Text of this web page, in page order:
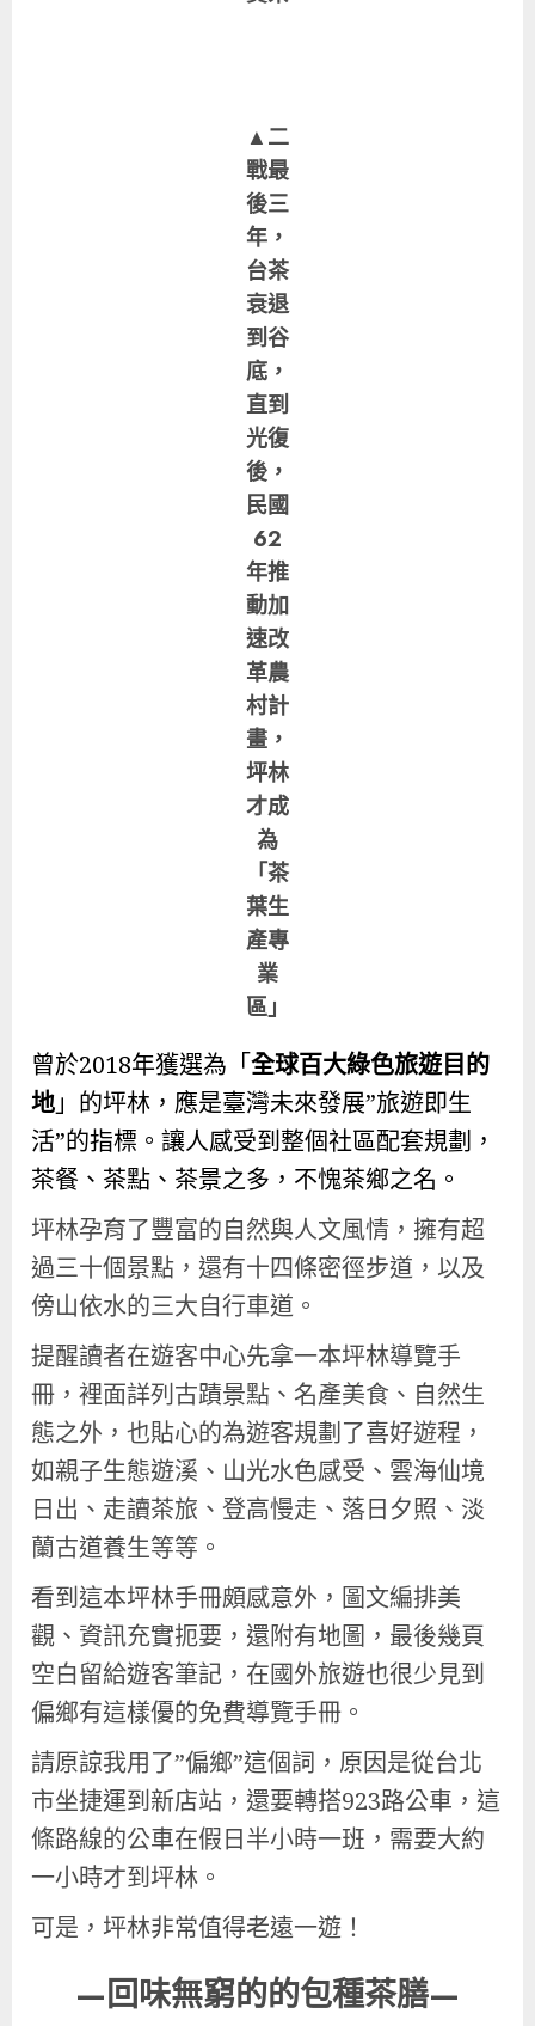
▲二
戰最
後三
年，
台茶
衰退
到谷
底，
直到
光復
後，
民國
62
年推
動加
速改
革農
村計
畫，
坪林
才成
為
「茶
葉生
產專
業
區」
曾於2018年獲選為「全球百大綠色旅遊目的
地」的坪林，應是臺灣未來發展”旅遊即生
活”的指標。讓人感受到整個社區配套規劃，
茶餐、茶點、茶景之多，不愧茶鄉之名。
坪林孕育了豐富的自然與人文風情，擁有超
過三十個景點，還有十四條密徑步道，以及
傍山依水的三大自行車道。
提醒讀者在遊客中心先拿一本坪林導覽手
冊，裡面詳列古蹟景點、名產美食、自然生
態之外，也貼心的為遊客規劃了喜好遊程，
如親子生態遊溪、山光水色感受、雲海仙境
日出、走讀茶旅、登高慢走、落日夕照、淡
蘭古道養生等等。
看到這本坪林手冊頗感意外，圖文編排美
觀、資訊充實扼要，還附有地圖，最後幾頁
空白留給遊客筆記，在國外旅遊也很少見到
偏鄉有這樣優的免費導覽手冊。
請原諒我用了”偏鄉”這個詞，原因是從台北
市坐捷運到新店站，還要轉搭923路公車，這
條路線的公車在假日半小時一班，需要大約
一小時才到坪林。
可是，坪林非常值得老遠一遊！
—回味無窮的的包種茶膳—